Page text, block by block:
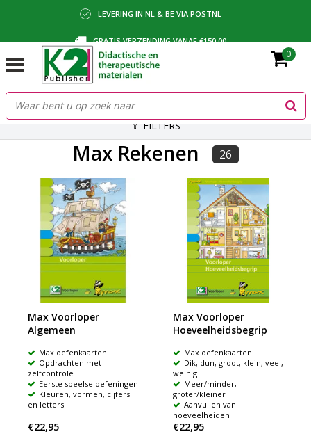
LEVERING IN NL & BE VIA POSTNL
GRATIS VERZENDING VANAF €150,00
BETALING VIA IDEAL, BANCONTACT OF FACTUUR
0
FILTERS
Max Rekenen 26
Max Voorloper
Algemeen
Max oefenkaarten
Opdrachten met
zelfcontrole
Eerste speelse oefeningen
Kleuren, vormen, cijfers
en letters
€22,95
Max Voorloper
Hoeveelheidsbegrip
Max oefenkaarten
Dik, dun, groot, klein, veel,
weinig
Meer/minder,
groter/kleiner
Aanvullen van
hoeveelheiden
€22,95